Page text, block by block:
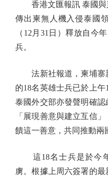
香港文匯報訊 泰國與
傳出柬無人機入侵泰國
（12月31日）釋放自今
兵。
法新社報道，柬埔寨
的18名英雄士兵已於上午
泰國外交部亦發聲明確
「展現善意與建立互信
饋這一善意，共同推動兩
這18名士兵是於今年
虜。根據上周六簽署的